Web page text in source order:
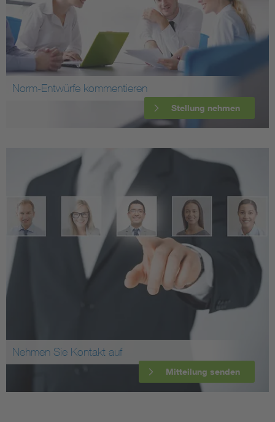
Norm-Entwürfe kommentieren
Stellung nehmen
Nehmen Sie Kontakt auf
Mitteilung senden